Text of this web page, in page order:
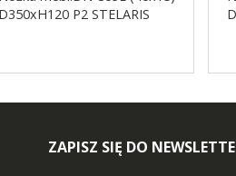
D350xH120 P2 STELARIS
ZAPISZ SIĘ DO